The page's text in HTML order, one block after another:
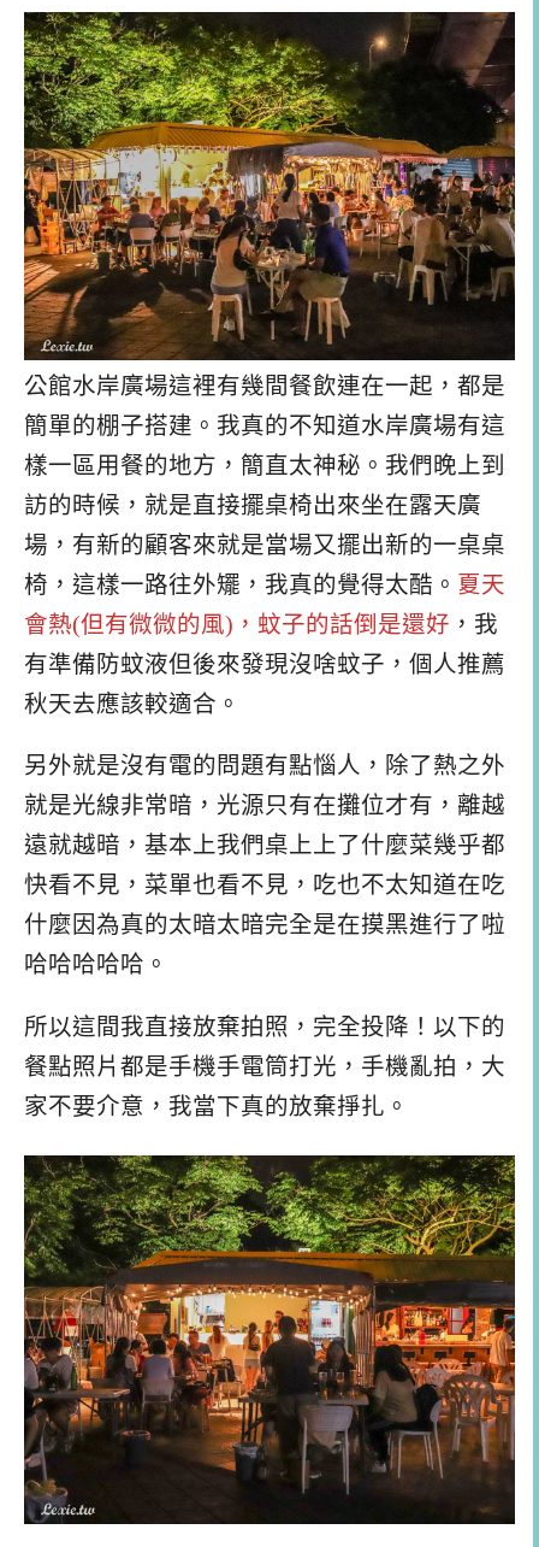
公館水岸廣場這裡有幾間餐飲連在一起，都是
簡單的棚子搭建。我真的不知道水岸廣場有這
樣一區用餐的地方，簡直太神秘。我們晚上到
訪的時候，就是直接擺桌椅出來坐在露天廣
場，有新的顧客來就是當場又擺出新的一桌桌
椅，這樣一路往外矲，我真的覺得太酷。 夏天
會熱(但有微微的風)，蚊子的話倒是還好 ，我
有準備防蚊液但後來發現沒啥蚊子，個人推薦
秋天去應該較適合。
另外就是沒有電的問題有點惱人，除了熱之外
就是光線非常暗，光源只有在攤位才有，離越
遠就越暗，基本上我們桌上上了什麼菜幾乎都
快看不見，菜單也看不見，吃也不太知道在吃
什麼因為真的太暗太暗完全是在摸黑進行了啦
哈哈哈哈哈。
所以這間我直接放棄拍照，完全投降！以下的
餐點照片都是手機手電筒打光，手機亂拍，大
家不要介意，我當下真的放棄掙扎。